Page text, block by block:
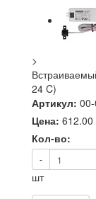
>
24 C)
Артикул:
Цена: 612.00
Кол-во:
-
шт